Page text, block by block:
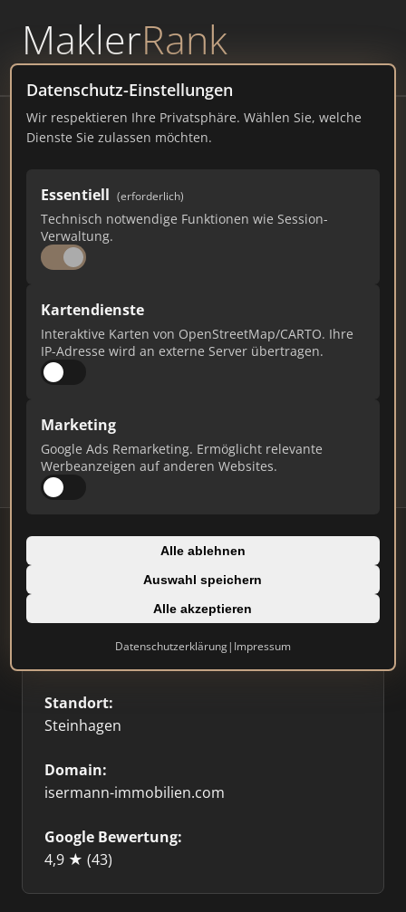
MaklerRank
powered byWAVEPOINT
Datenschutz-Einstellungen
Wir respektieren Ihre Privatsphäre. Wählen Sie, welche
Dienste Sie zulassen möchten.
Essentiell (erforderlich)
Technisch notwendige Funktionen wie Session-
Verwaltung.
Kartendienste
Interaktive Karten von OpenStreetMap/CARTO. Ihre
IP-Adresse wird an externe Server übertragen.
Marketing
Google Ads Remarketing. Ermöglicht relevante
Werbeanzeigen auf anderen Websites.
Alle ablehnen
Auswahl speichern
Alle akzeptieren
Datenschutzerklärung| Impressum
Isermann Immobilien
isermann-immobilien.com
375
Ist das Ihr Unternehmen?
Verifizieren Sie Ihr Profil, bearbeiten Sie Ihre
Updates.
Profil beanspruchen
Standort:
Steinhagen
Domain:
isermann-immobilien.com
Google Bewertung:
4,9 ★ (43)